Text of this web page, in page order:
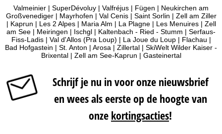
Valmeinier | SuperDévoluy | Valfréjus | Fügen | Neukirchen am
Großvenediger| Mayrhofen | Val Cenis| Saint Sorlin | Zell am Ziller
| Kaprun | Les 2 Alpes| Maria Alm | La Plagne| Les Menuires| Zell
am See | Meiringen | Ischgl | Kaltenbach - Ried - Stumm | Serfaus-
Fiss-Ladis| Val d'Allos (Pra Loup) | La Joue du Loup| Flachau |
Bad Hofgastein | St. Anton | Arosa | Zillertal | SkiWelt Wilder Kaiser -
Brixental| Zell am See-Kaprun | Gasteinertal
Schrijf je nu in voor onze nieuwsbrief
en wees als eerste op de hoogte van
onze kortingsacties!